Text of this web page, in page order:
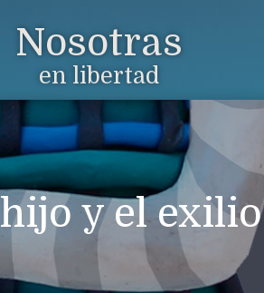
Nosotras
en libertad
y el exilio